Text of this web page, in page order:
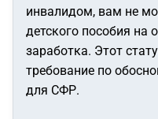
инвалидом, вам не
детского пособия на
заработка. Этот
требование по
для СФР.